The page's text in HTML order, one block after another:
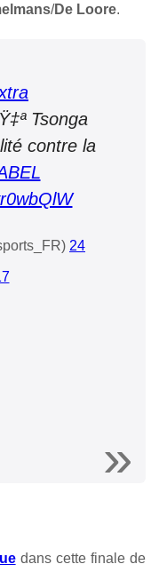
/De Loore.
Tsonga
contre la
24
dans cette finale de